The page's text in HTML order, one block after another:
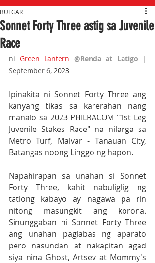
Sonnet Forty Three astig sa Juvenile
Race
BULGAR
ni Green Lantern @Renda at Latigo
|
September 6, 2023
Ipinakita ni Sonnet Forty Three ang
kanyang tikas sa karerahan nang
manalo sa 2023 PHILRACOM "1st Leg
Juvenile Stakes Race" na nilarga sa
Metro Turf, Malvar - Tanauan City,
Batangas noong Linggo ng hapon.
Napahirapan sa unahan si Sonnet
Forty Three, kahit nabuliglig ng
tatlong kabayo ay nagawa pa rin
nitong masungkit ang korona.
Sinunggaban ni Sonnet Forty Three
ang unahan paglabas ng aparato
pero nasundan at nakapitan agad
siya nina Ghost, Artsev at Mommy's